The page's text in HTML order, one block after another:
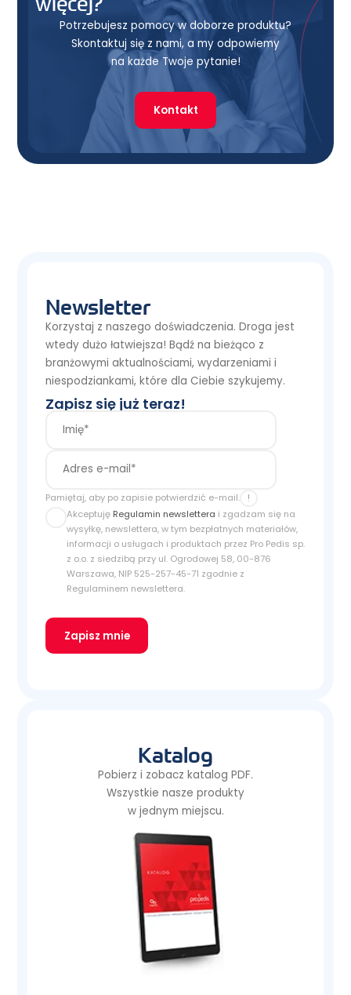
Potrzebujesz pomocy w doborze produktu?
Skontaktuj się z nami, a my odpowiemy
na każde Twoje pytanie!
Kontakt
Newsletter
Korzystaj z naszego doświadczenia. Droga jest
wtedy dużo łatwiejsza! Bądź na bieżąco z
branżowymi aktualnościami, wydarzeniami i
niespodziankami, które dla Ciebie szykujemy.
Zapisz się już teraz!
Pamiętaj, aby po zapisie potwierdzić e-mail. !
Akceptuję Regulamin newslettera i zgadzam się na
wysyłkę, newslettera, w tym bezpłatnych materiałów,
informacji o usługach i produktach przez Pro Pedis sp.
z o.o. z siedzibą przy ul. Ogrodowej 58, 00-876
Warszawa, NIP 525-257-45-71 zgodnie z
Regulaminem newslettera.
Zapisz mnie
Katalog
Pobierz i zobacz katalog PDF.
Wszystkie nasze produkty
w jednym miejscu.